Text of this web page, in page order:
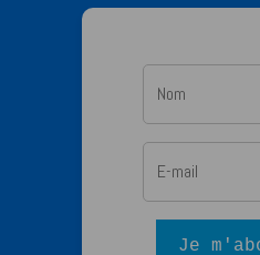
Je